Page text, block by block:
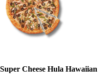
Super Cheese Hula Hawaiian